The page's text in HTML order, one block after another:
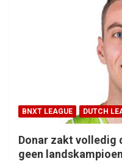
BNXT LEAGUE DUTCH
Donar zakt volledig
geen